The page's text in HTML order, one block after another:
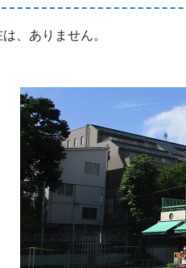
、ありません。
Previous